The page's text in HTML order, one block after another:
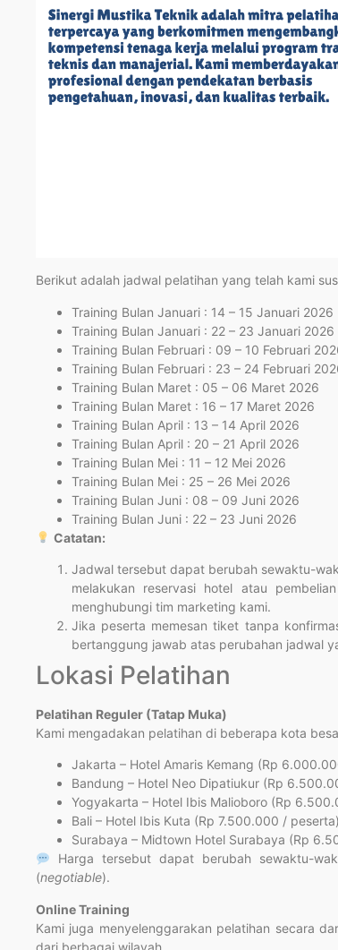
Berikut adalah jadwal pelatihan yang telah kami
Training Bulan Januari : 14 – 15 Januari 2026
Training Bulan Januari : 22 – 23 Januari 2026
Training Bulan Februari : 09 – 10 Februari
Training Bulan Februari : 23 – 24 Februari
Training Bulan Maret : 05 – 06 Maret 2026
Training Bulan Maret : 16 – 17 Maret 2026
Training Bulan April : 13 – 14 April 2026
Training Bulan April : 20 – 21 April 2026
Training Bulan Mei : 11 – 12 Mei 2026
Training Bulan Mei : 25 – 26 Mei 2026
Training Bulan Juni : 08 – 09 Juni 2026
Training Bulan Juni : 22 – 23 Juni 2026
Catatan:
Jadwal tersebut dapat berubah sewaktu-
melakukan reservasi hotel atau
menghubungi tim marketing kami.
Jika peserta memesan tiket tanpa
bertanggung jawab atas perubahan jadwal
Lokasi Pelatihan
Pelatihan Reguler (Tatap Muka)
Kami mengadakan pelatihan di beberapa kota
Jakarta – Hotel Amaris Kemang (Rp
Bandung – Hotel Neo Dipatiukur (Rp
Yogyakarta – Hotel Ibis Malioboro (Rp
Bali – Hotel Ibis Kuta (Rp 7.500.000 / peserta)
Surabaya – Midtown Hotel Surabaya (Rp
Harga tersebut dapat berubah sewaktu-
(negotiable).
Online Training
Kami juga menyelenggarakan pelatihan secara
dari berbagai wilayah.